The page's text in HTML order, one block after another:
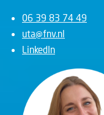
06 39 83 74 49
uta@fnv.nl
LinkedIn